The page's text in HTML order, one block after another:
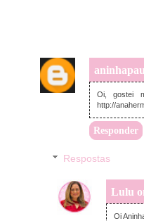
Oi, gostei
http://
Responder
Respostas
Lulu
Oi